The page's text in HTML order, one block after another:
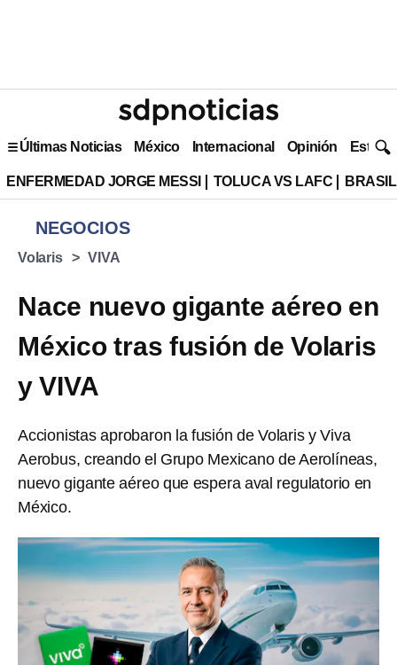
Últimas Noticias México Internacional Opinión Estilo
ENFERMEDAD JORGE MESSI TOLUCA VS LAFC
NEGOCIOS
Volaris VIVA
Nace nuevo gigante aéreo en
México tras fusión de Volaris
y VIVA
Accionistas aprobaron la fusión de Volaris y Viva
Aerobus, creando el Grupo Mexicano de Aerolíneas,
nuevo gigante aéreo que espera aval regulatorio en
México.